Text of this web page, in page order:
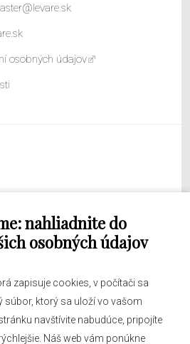
nahliadnite do
osobných údajov
zapisuje cookies, v počítači sa
súbor, ktorý sa uloží vo vašom
navštívite nabudúce, pripojíte
Náš web vám ponúkne
osobných údajov